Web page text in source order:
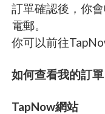
訂單確認後，你
電郵。
你可以前往
如何查看我的訂單
TapNow網站